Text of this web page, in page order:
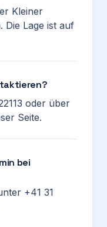
Kleiner
Die Lage ist auf
oder über
Seite.
bei
+41 31